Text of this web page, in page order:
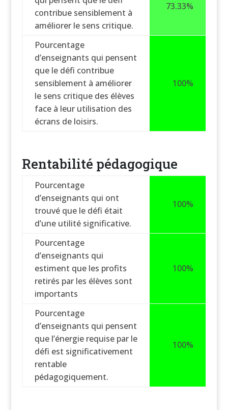
contribue sensiblement à
améliorer le sens critique.
73.33%
Pourcentage
d’enseignants qui pensent
que le défi contribue
sensiblement à améliorer
le sens critique des élèves
face à leur utilisation des
écrans de loisirs.
100%
Rentabilité pédagogique
Pourcentage
d’enseignants qui ont
trouvé que le défi était
d’une utilité significative.
100%
Pourcentage
d’enseignants qui
estiment que les profits
retirés par les élèves sont
importants
100%
Pourcentage
d’enseignants qui pensent
que l’énergie requise par le
défi est significativement
rentable
pédagogiquement.
100%